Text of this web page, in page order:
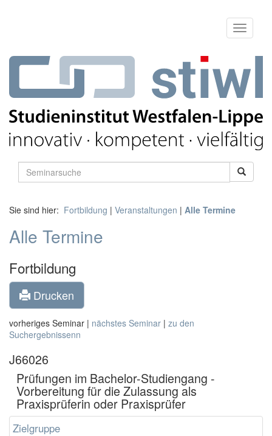
Sie sind hier: Fortbildung | Veranstaltungen | Alle Termine
Alle Termine
Fortbildung
Drucken
vorheriges Seminar | nächstes Seminar | zu den
Suchergebnissenn
J66026
Prüfungen im Bachelor-Studiengang -
Vorbereitung für die Zulassung als
Praxisprüferin oder Praxisprüfer
Zielgruppe